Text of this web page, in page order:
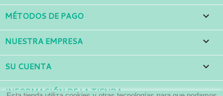
MÉTODOS DE PAGO 
NUESTRA EMPRESA 
SU CUENTA 
INFORMACIÓN DE LA TIENDA